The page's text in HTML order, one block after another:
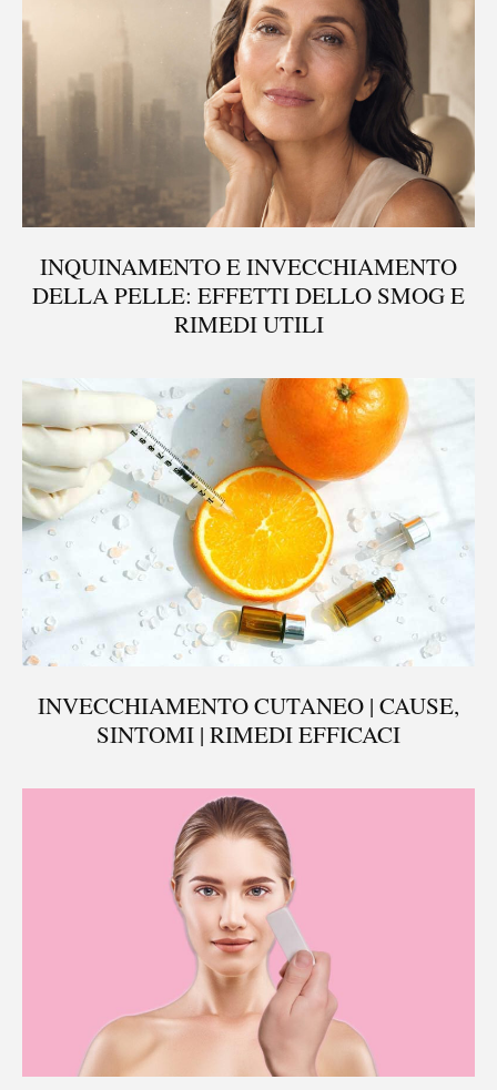
INQUINAMENTO E INVECCHIAMENTO
DELLA PELLE: EFFETTI DELLO SMOG E
RIMEDI UTILI
INVECCHIAMENTO CUTANEO | CAUSE,
SINTOMI | RIMEDI EFFICACI
®
SCARICALO GRATIS